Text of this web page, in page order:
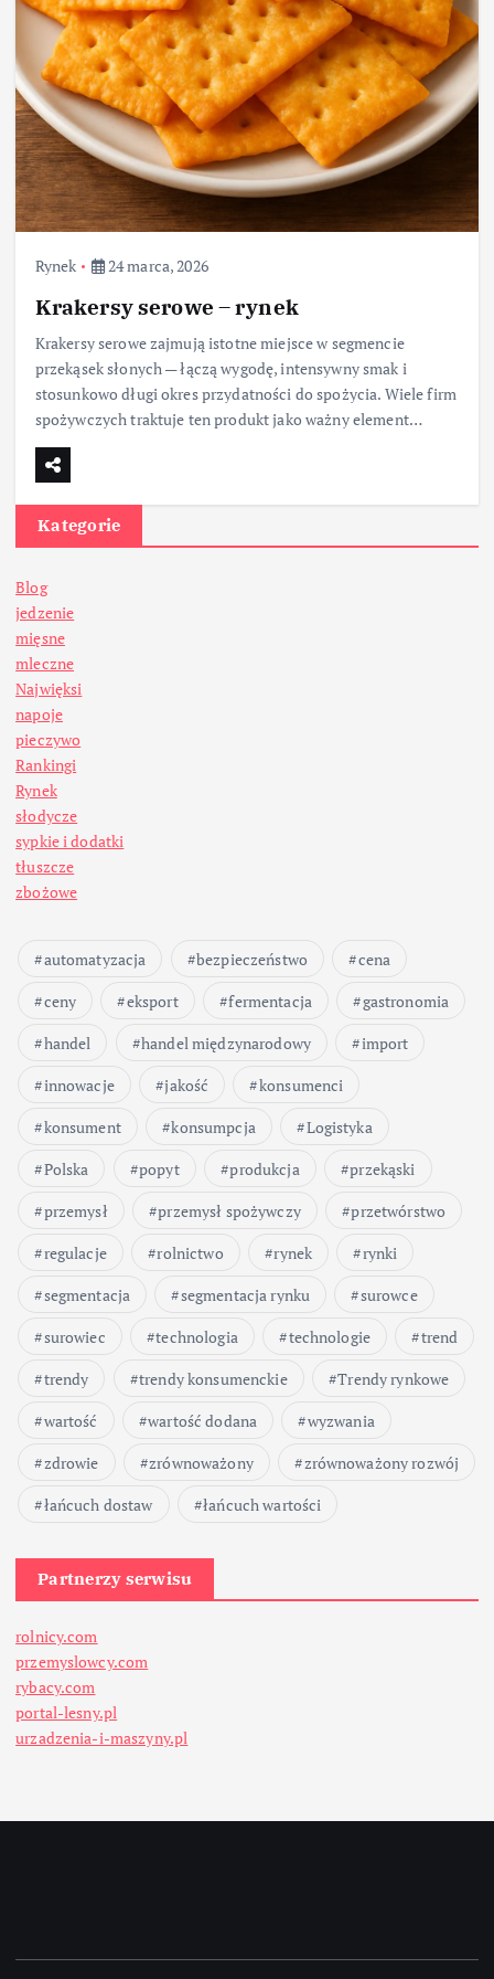
Rynek 24 marca, 2026
Krakersy serowe – rynek
Krakersy serowe zajmują istotne miejsce w segmencie
przekąsek słonych — łączą wygodę, intensywny smak i
stosunkowo długi okres przydatności do spożycia. Wiele firm
spożywczych traktuje ten produkt jako ważny element…
Kategorie
Blog
jedzenie
mięsne
mleczne
Najwięksi
napoje
pieczywo
Rankingi
Rynek
słodycze
sypkie i dodatki
tłuszcze
zbożowe
automatyzacja bezpieczeństwo
cena
ceny
eksport fermentacja
gastronomia
handel
handel międzynarodowy
import
innowacje
jakość
konsumenci
konsument
konsumpcja
Logistyka
Polska
popyt produkcja
przekąski
przemysł
przemysł spożywczy
przetwórstwo
regulacje
rolnictwo rynek
rynki
segmentacja
segmentacja rynku
surowce
surowiec
technologia technologie
trend
trendy
trendy konsumenckie
Trendy rynkowe
wartość
wartość dodana
wyzwania
zdrowie
zrównoważony
zrównoważony rozwój
łańcuch dostaw
łańcuch wartości
Partnerzy serwisu
rolnicy.com
przemyslowcy.com
rybacy.com
portal-lesny.pl
urzadzenia-i-maszyny.pl